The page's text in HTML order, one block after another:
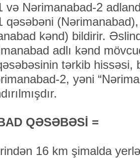
və Nərimanabad-2
qəsəbəni
kənd) bildirir.
adlı kənd
tərkib hissəsi,
2, yəni
QƏSƏBƏSİ =
16 km şimalda